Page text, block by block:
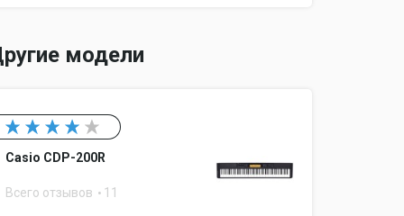
модели
Casio CDP-200R
Всего отзывов 11